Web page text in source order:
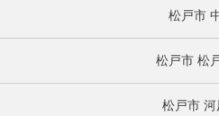
松戸市
松戸市 松
松戸市 河